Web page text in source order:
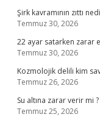
Şirk kavramının zıttı
Temmuz 30, 2026
22 ayar satarken zarar
Temmuz 30, 2026
Kozmolojik delili kim
Temmuz 26, 2026
Su altına zarar verir mi ?
Temmuz 25, 2026